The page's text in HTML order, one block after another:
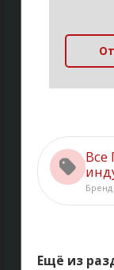
Все
Бренд
Ещё из